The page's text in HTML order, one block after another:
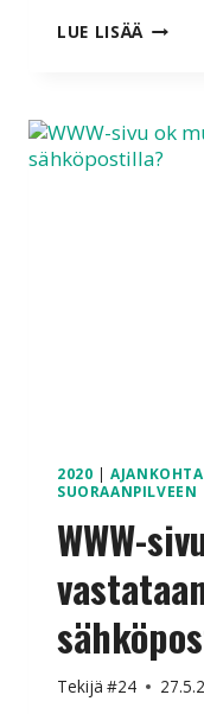
LUE LISÄÄ …
2020 |
SUORAANPILVEEN
WWW-
Tekijä #24